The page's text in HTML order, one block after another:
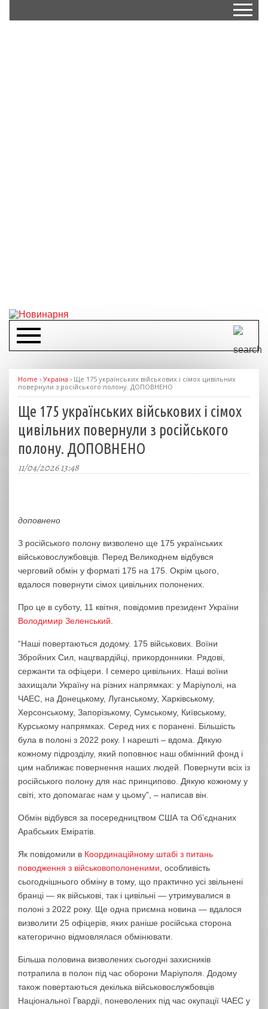
Home › Україна › Ще 175 українських військових і сімох цивільних
повернули з російського полону. ДОПОВНЕНО
Ще 175 українських військових і сімох
цивільних повернули з російського
полону. ДОПОВНЕНО
11/04/2026 13:48
доповнено
З російського полону визволено ще 175 українських
військовослужбовців. Перед Великоднем відбувся
черговий обмін у форматі 175 на 175. Окрім цього,
вдалося повернути сімох цивільних полонених.
Про це в суботу, 11 квітня, повідомив президент України
Володимир Зеленський
“Наші повертаються додому. 175 військових. Воїни
Збройних Сил, нацгвардійці, прикордонники. Рядові,
сержанти та офіцери. І семеро цивільних. Наші воїни
захищали Україну на різних напрямках: у Маріуполі, на
ЧАЕС, на Донецькому, Луганському, Харківському,
Херсонському, Запорізькому, Сумському, Київському,
Курському напрямках. Серед них є поранені. Більшість
була в полоні з 2022 року. І нарешті – вдома. Дякую
кожному підрозділу, який поповнює наш обмінний фонд і
цим наближає повернення наших людей. Повернути всіх із
російського полону для нас принципово. Дякую кожному у
світі, хто допомагає нам у цьому”, – написав він.
Обмін відбувся за посередництвом США та Обʼєднаних
Арабських Еміратів.
Як повідомили в Координаційному штабі з питань
поводження з військовополоненими , особливість
сьогоднішнього обміну в тому, що практично усі звільнені
бранці — як військові, так і цивільні — утримувалися в
полоні з 2022 року. Ще одна приємна новина — вдалося
визволити 25 офіцерів, яких раніше російська сторона
категорично відмовлялася обмінювати.
Більша половина визволених сьогодні захисників
потрапила в полон під час оборони Маріуполя. Додому
також повертаються декілька військовослужбовців
Національної Гвардії, поневолених під час окупації ЧАЕС у